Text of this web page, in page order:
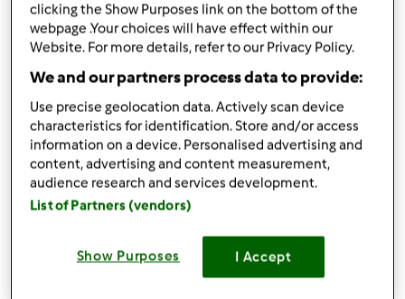
Sernik jogurtowy z brzoskwiniami
3jajka
g
160g masła,zimnego pokrojonego na kawalki
30gcukru
10gcukru waniliowego
1łyżeczkiproszek do pieczenia
1porcji soli,szczypta
8
brzoskwiń,połówek, z puszki, dokładnie
odsączonych z zalewy, pokrojonych na 2 cm
łyżeczkikakao naturalne, niesłodzone
clicking the Show Purposes link on the bottom of the
webpage .Your choices will have effect within our
Website. For more details, refer to our Privacy Policy.
We and our partners process data to provide:
Use precise geolocation data. Actively scan device
characteristics for identification. Store and/or access
information on a device. Personalised advertising and
content, advertising and content measurement,
audience research and services development.
List of Partners (vendors)
Show Purposes I Accept